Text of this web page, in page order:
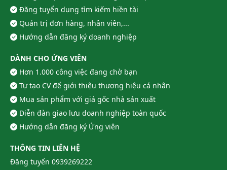
Đăng tuyển dụng tìm kiếm hiền tài
Quản trị đơn hàng, nhân viên,...
Hướng dẫn đăng ký doanh nghiệp
DÀNH CHO ỨNG VIÊN
Hơn 1.000 công việc đang chờ bạn
Tự tạo CV để giới thiệu thương hiệu cá nhân
Mua sản phẩm với giá gốc nhà sản xuất
Diễn đàn giao lưu doanh nghiệp toàn quốc
Hướng dẫn đăng ký Ứng viên
THÔNG TIN LIÊN HỆ
Đăng tuyển 0939269222